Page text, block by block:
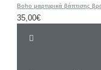
35,00€